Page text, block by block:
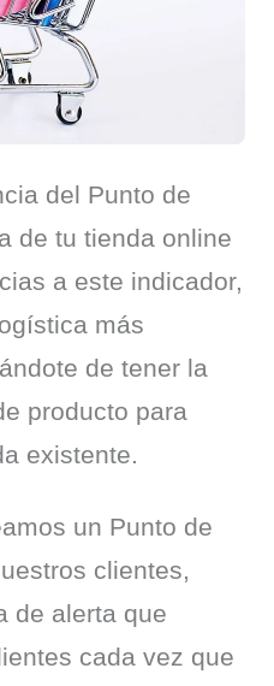
del Punto de
de tu tienda online
a este indicador,
más
de tener la
producto para
existente.
un Punto de
clientes,
de alerta que
cada vez que